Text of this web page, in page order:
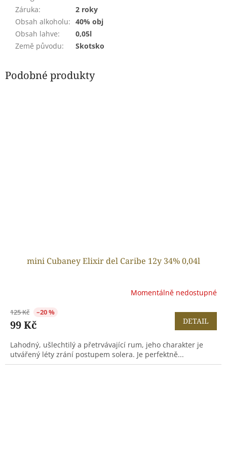
Záruka:
2 roky
Obsah alkoholu: 40% obj
Obsah lahve:
0,05l
Země původu: Skotsko
Podobné produkty
mini Cubaney Elixir del Caribe 12y 34% 0,04l
Momentálně nedostupné
125 Kč –20 %
99 Kč DETAIL
Lahodný, ušlechtilý a přetrvávající rum, jeho charakter je
utvářený léty zrání postupem solera. Je perfektně...